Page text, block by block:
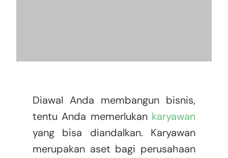
Diawal Anda membangun bisnis,
tentu Anda memerlukan karyawan
yang bisa diandalkan. Karyawan
merupakan aset bagi perusahaan